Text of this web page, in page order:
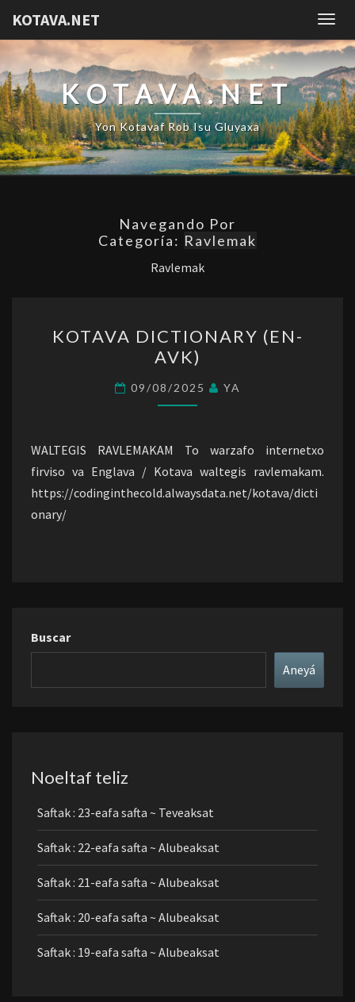
KOTAVA.NET
KOTAVA.NET
Yon Kotavaf Rob Isu Gluyaxa
Navegando Por
Categoría: Ravlemak
Ravlemak
DICTIONARY
(EN-
AVK)
KOTAVA DICTIONARY (EN-
AVK)
09/08/2025 YA
WALTEGIS RAVLEMAKAM To warzafo internetxo
firviso va Englava / Kotava waltegis ravlemakam.
https://codinginthecold.alwaysdata.net/kotava/dicti
onary/
Buscar
Aneyá
Noeltaf teliz
Saftak : 23-eafa safta ~ Teveaksat
Saftak : 22-eafa safta ~ Alubeaksat
Saftak : 21-eafa safta ~ Alubeaksat
Saftak : 20-eafa safta ~ Alubeaksat
Saftak : 19-eafa safta ~ Alubeaksat